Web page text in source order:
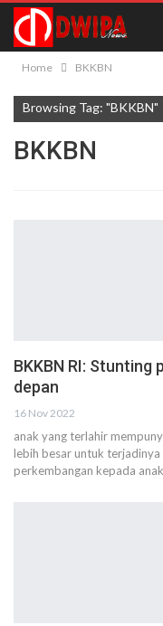
Home BKKBN
Browsing Tag: "BKKBN"
BKKBN
BKKBN RI: Stunting
depan
16 Nov 2022
anak yang terlahir
lebih besar untuk
perkembangan kepada